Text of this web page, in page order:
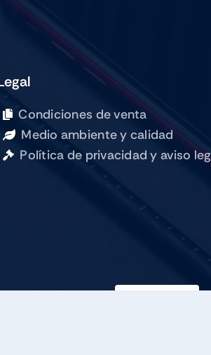
Condiciones de venta
Medio ambiente y calidad
Política de privacidad y aviso